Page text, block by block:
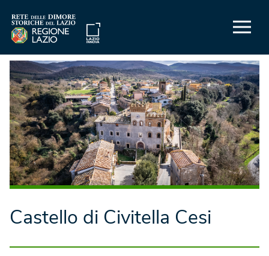
Castello di Civitella Cesi